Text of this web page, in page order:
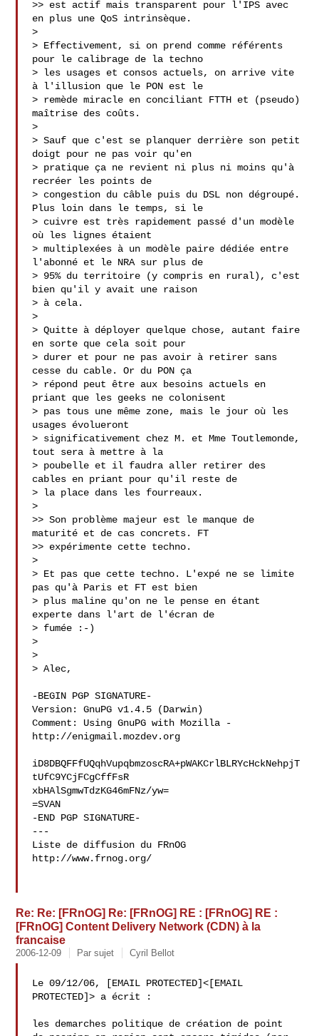
>> est actif mais transparent pour l'IPS avec
en plus une QoS intrinsèque.
>
> Effectivement, si on prend comme référents
pour le calibrage de la techno
> les usages et consos actuels, on arrive vite
à l'illusion que le PON est le
> remède miracle en conciliant FTTH et (pseudo)
maîtrise des coûts.
>
> Sauf que c'est se planquer derrière son petit
doigt pour ne pas voir qu'en
> pratique ça ne revient ni plus ni moins qu'à
recréer les points de
> congestion du câble puis du DSL non dégroupé.
Plus loin dans le temps, si le
> cuivre est très rapidement passé d'un modèle
où les lignes étaient
> multiplexées à un modèle paire dédiée entre
l'abonné et le NRA sur plus de
> 95% du territoire (y compris en rural), c'est
bien qu'il y avait une raison
> à cela.
>
> Quitte à déployer quelque chose, autant faire
en sorte que cela soit pour
> durer et pour ne pas avoir à retirer sans
cesse du cable. Or du PON ça
> répond peut être aux besoins actuels en
priant que les geeks ne colonisent
> pas tous une même zone, mais le jour où les
usages évolueront
> significativement chez M. et Mme Toutlemonde,
tout sera à mettre à la
> poubelle et il faudra aller retirer des
cables en priant pour qu'il reste de
> la place dans les fourreaux.
>
>> Son problème majeur est le manque de
maturité et de cas concrets. FT
>> expérimente cette techno.
>
> Et pas que cette techno. L'expé ne se limite
pas qu'à Paris et FT est bien
> plus maline qu'on ne le pense en étant
experte dans l'art de l'écran de
> fumée :-)
>
>
> Alec,
-BEGIN PGP SIGNATURE-
Version: GnuPG v1.4.5 (Darwin)
Comment: Using GnuPG with Mozilla -
http://enigmail.mozdev.org
iD8DBQFFfUQqhVupqbmzoscRA+pWAKCrlBLRYcHckNehpjT
tUfC9YCjFCgCffFsR
xbHAlSgmwTdzKG46mFNz/yw=
=SVAN
-END PGP SIGNATURE-
---
Liste de diffusion du FRnOG
http://www.frnog.org/
Re: Re: [FRnOG] Re: [FRnOG] RE : [FRnOG] RE :
[FRnOG] Content Delivery Network (CDN) à la
francaise
2006-12-09 Par sujet Cyril Bellot
Le 09/12/06, [EMAIL PROTECTED]<[EMAIL
PROTECTED]> a écrit :
les demarches politique de création de point